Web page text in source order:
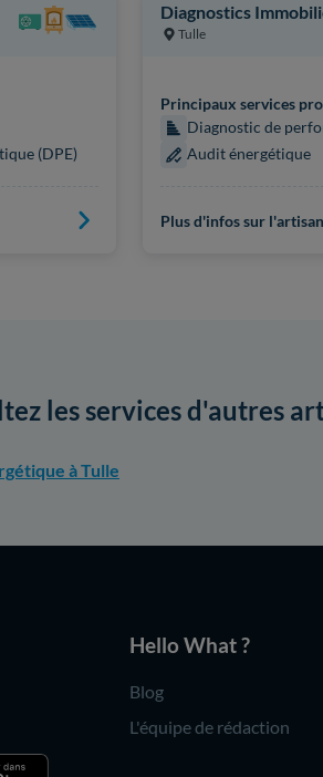
(DPE)
Diagnostics
Tulle
Principaux services
Diagnostic de
Audit énergétique
Plus d'infos sur l'artisan
les services d'autres
à Tulle
Hello What ?
Blog
L'équipe de rédaction